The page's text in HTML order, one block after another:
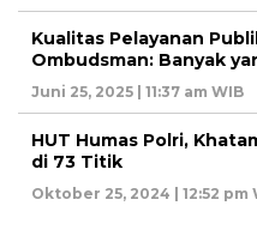
Kualitas Pelayanan
Ombudsman: Banyak
Juni 25, 2025 | 11:37 am WIB
HUT Humas Polri,
di 73 Titik
Oktober 25, 2024 | 12:52 pm